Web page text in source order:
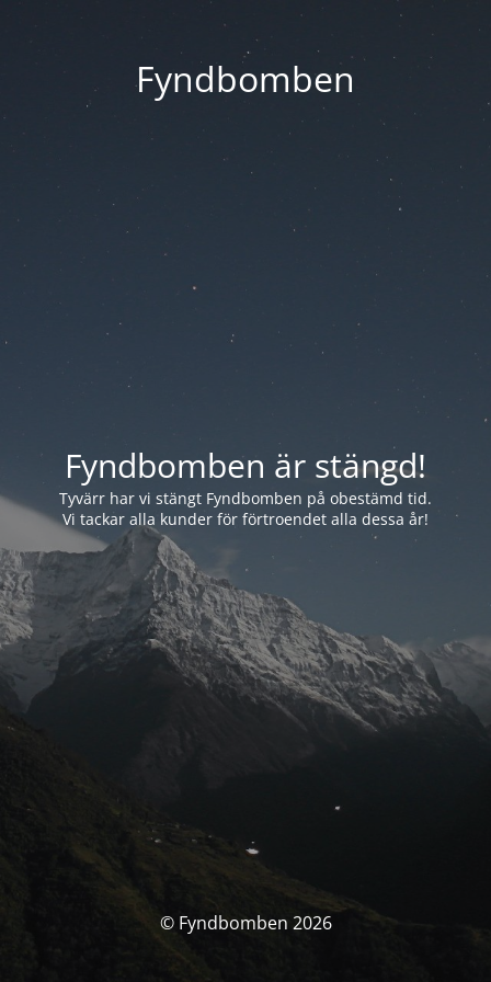
Fyndbomben
Fyndbomben är stängd!
Tyvärr har vi stängt Fyndbomben på obestämd tid.
Vi tackar alla kunder för förtroendet alla dessa år!
© Fyndbomben 2026